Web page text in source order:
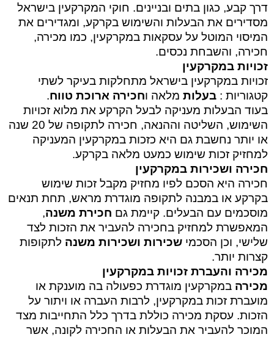
דרך קבע, כגון בתים ובניינים. חוקי המקרקעין בישראל
מסדירים את הבעלות והשימוש בקרקע, ומגדירים את
המיסוי המוטל על עסקאות במקרקעין, כמו מכירה,
חכירה, והשבחת נכסים.
זכויות במקרקעין
זכויות במקרקעין בישראל מתחלקות בעיקר לשתי
קטגוריות : בעלות מלאה וחכירה ארוכת טווח.
בעוד הבעלות מעניקה לבעל הקרקע את מלוא זכויות
השימוש, השליטה וההנאה, חכירה לתקופה של 20 שנה
או יותר נחשבת גם היא כזכות במקרקעין המעניקה
למחזיק זכות שימוש כמעט מלאה בקרקע.
חכירה ושכירות במקרקעין
חכירה היא הסכם לפיו מחזיק מקבל זכות שימוש
בקרקע או במבנה לתקופה מוגדרת מראש, תחת תנאים
מוסכמים עם הבעלים. קיימת גם חכירת משנה,
המאפשרת למחזיק בחכירה להעביר את הזכות לצד
שלישי, וכן הסכמי שכירות ושכירות משנה לתקופות
קצרות יותר.
מכירה והעברת זכויות במקרקעין
מכירה במקרקעין מוגדרת כפעולה בה מוענקת או
מועברת זכות במקרקעין, לרבות העברה או ויתור על
הזכות. עסקת מכירה כוללת בדרך כלל התחייבות מצד
המוכר להעביר את הבעלות או החכירה לקונה, אשר